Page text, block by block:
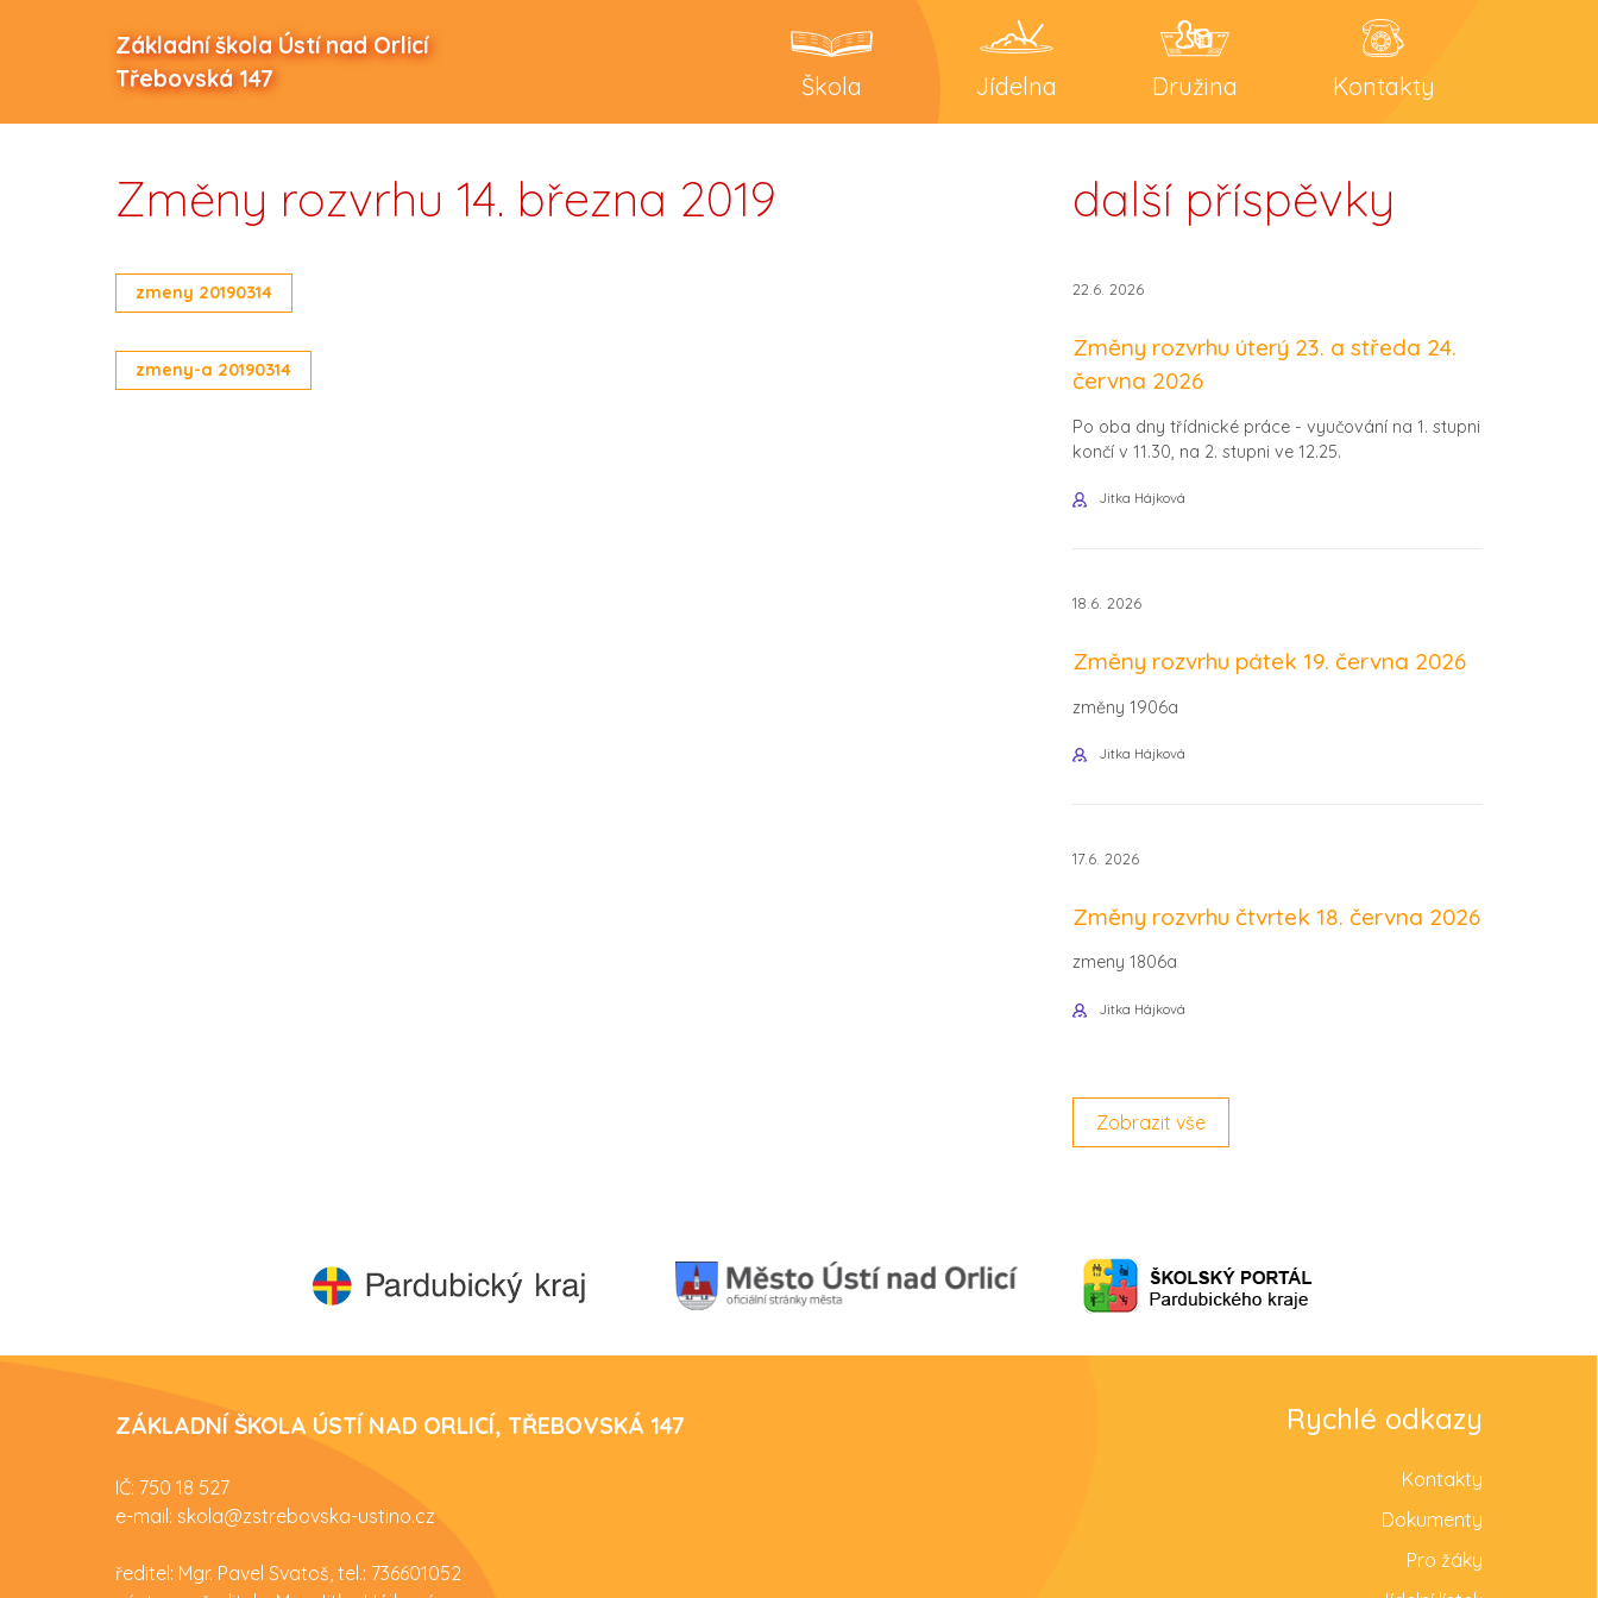
Základní škola Ústí nad Orlicí
Třebovská 147
Škola Jídelna Družina Kontakty
Změny rozvrhu 14. března 2019
zmeny 20190314
zmeny-a 20190314
další příspěvky
22.6. 2026
Změny rozvrhu úterý 23. a středa 24.
června 2026
Po oba dny třídnické práce - vyučování na 1. stupni
končí v 11.30, na 2. stupni ve 12.25.
Jitka Hájková
18.6. 2026
Změny rozvrhu pátek 19. června 2026
změny 1906a
Jitka Hájková
17.6. 2026
Změny rozvrhu čtvrtek 18. června 2026
zmeny 1806a
Jitka Hájková
Zobrazit vše
ZÁKLADNÍ ŠKOLA ÚSTÍ NAD ORLICÍ, TŘEBOVSKÁ 147
IČ: 750 18 527
e-mail: skola@zstrebovska-ustino.cz
ředitel: Mgr. Pavel Svatoš, tel.: 736601052
Rychlé odkazy
Kontakty
Dokumenty
Pro žáky